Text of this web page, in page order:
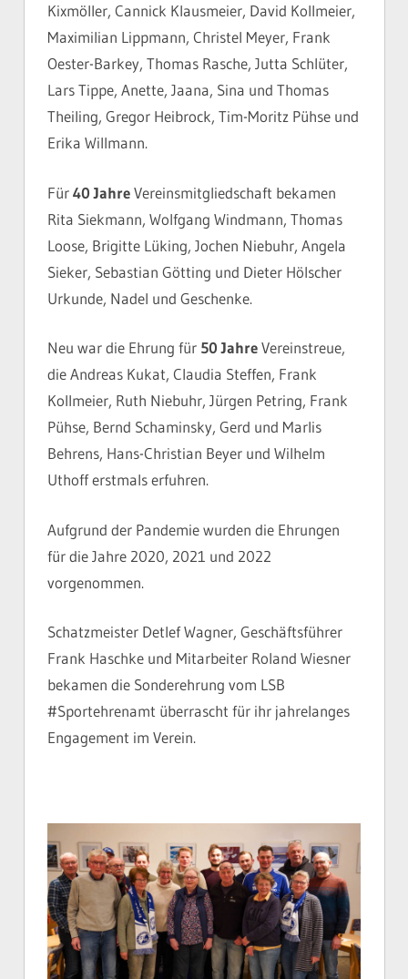
Kixmöller, Cannick Klausmeier, David Kollmeier,
Maximilian Lippmann, Christel Meyer, Frank
Oester-Barkey, Thomas Rasche, Jutta Schlüter,
Lars Tippe, Anette, Jaana, Sina und Thomas
Theiling, Gregor Heibrock, Tim-Moritz Pühse und
Erika Willmann.
Für40 JahreVereinsmitgliedschaft bekamen
Rita Siekmann, Wolfgang Windmann, Thomas
Loose, Brigitte Lüking, Jochen Niebuhr, Angela
Sieker, Sebastian Götting und Dieter Hölscher
Urkunde, Nadel und Geschenke.
Neu war die Ehrung für 50 JahreVereinstreue,
die Andreas Kukat, Claudia Steffen, Frank
Kollmeier, Ruth Niebuhr, Jürgen Petring, Frank
Pühse, Bernd Schaminsky, Gerd und Marlis
Behrens, Hans-Christian Beyer und Wilhelm
Uthoff erstmals erfuhren.
Aufgrund der Pandemie wurden die Ehrungen
für die Jahre 2020, 2021 und 2022
vorgenommen.
Schatzmeister Detlef Wagner, Geschäftsführer
Frank Haschke und Mitarbeiter Roland Wiesner
bekamen die Sonderehrung vom LSB
#Sportehrenamt überrascht für ihr jahrelanges
Engagement im Verein.